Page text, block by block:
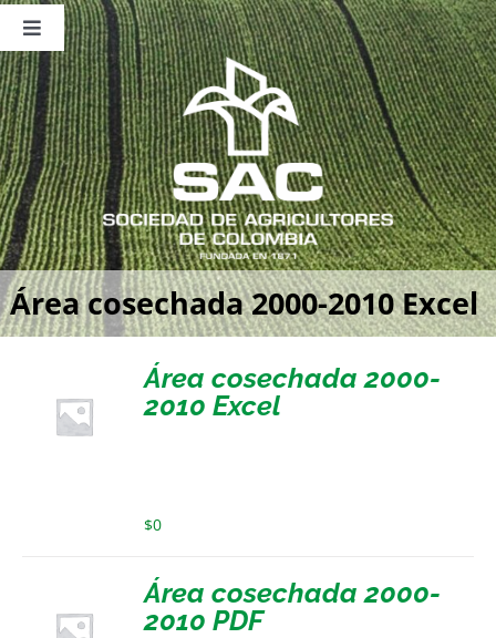
Saltar
contenido
Toggle
Navigation
Nosotros
Publicaciones
Sala de Prensa
Eventos
Área cosechada 2000-2010 Excel
Área cosechada 2000-
2010 Excel
$0
Área cosechada 2000-
2010 PDF